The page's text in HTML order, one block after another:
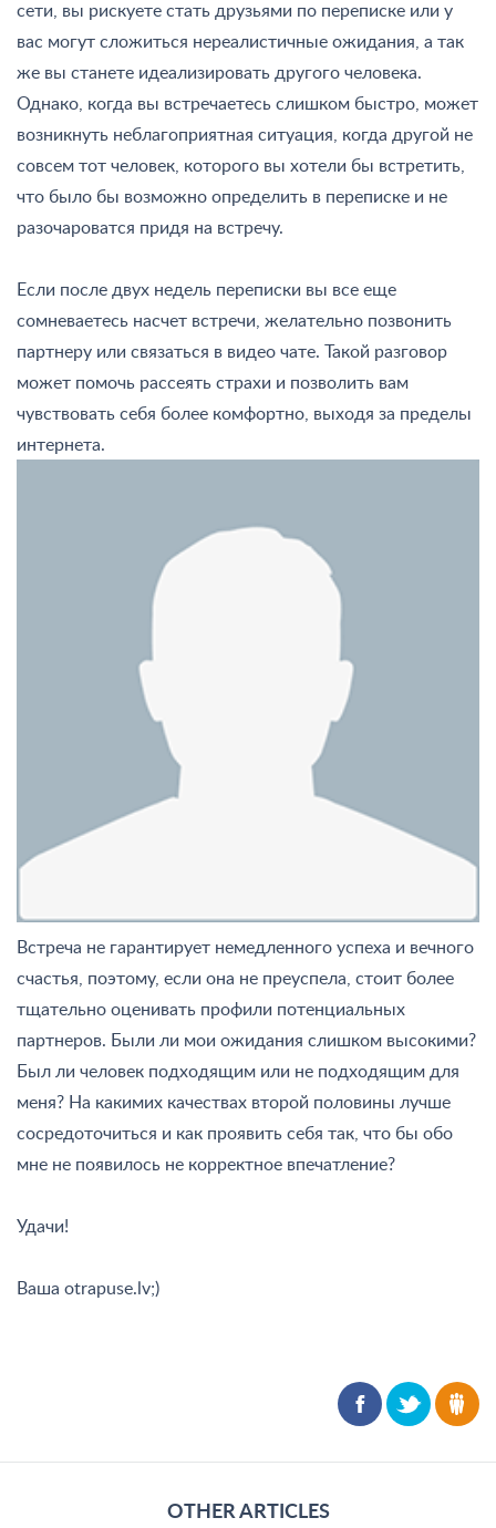
сети, вы рискуете стать друзьями по переписке или у
вас могут сложиться нереалистичные ожидания, а так
же вы станете идеализировать другого человека.
Однако, когда вы встречаетесь слишком быстро, может
возникнуть неблагоприятная ситуация, когда другой не
совсем тот человек, которого вы хотели бы встретить,
что было бы возможно определить в переписке и не
разочароватся придя на встречу.
Если после двух недель переписки вы все еще
сомневаетесь насчет встречи, желательно позвонить
партнеру или связаться в видео чате. Такой разговор
может помочь рассеять страхи и позволить вам
чувствовать себя более комфортно, выходя за пределы
интернета.
Встреча не гарантирует немедленного успеха и вечного
счастья, поэтому, если она не преуспела, стоит более
тщательно оценивать профили потенциальных
партнеров. Были ли мои ожидания слишком высокими?
Был ли человек подходящим или не подходящим для
меня? На какимих качествах второй половины лучше
сосредоточиться и как проявить себя так, что бы обо
мне не появилось не корректное впечатление?
Удачи!
Ваша otrapuse.lv;)
OTHER ARTICLES